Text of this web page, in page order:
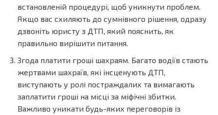
встановленій процедурі, щоб уникнути проблем.
Якщо вас схиляють до сумнівного рішення, одразу
дзвоніть юристу з ДТП, який пояснить, як
правильно вирішити питання.
Згода платити гроші шахраям. Багато водіїв стають
жертвами шахраїв, які інсценують ДТП,
виступають у ролі постраждалих та вимагають
заплатити гроші на місці за міфічні збитки.
Важливо уникати будь-яких переговорів із